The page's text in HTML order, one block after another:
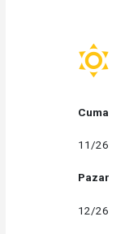
Cuma
11/26
Pazar
12/26